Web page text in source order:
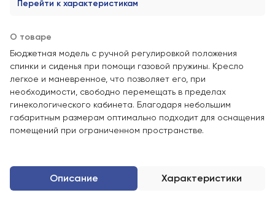
Перейти к характеристикам
О товаре
Бюджетная модель с ручной регулировкой положения
спинки и сиденья при помощи газовой пружины. Кресло
легкое и маневренное, что позволяет его, при
необходимости, свободно перемещать в пределах
гинекологического кабинета. Благодаря небольшим
габаритным размерам оптимально подходит для оснащения
помещений при ограниченном пространстве.
Описание Характеристики